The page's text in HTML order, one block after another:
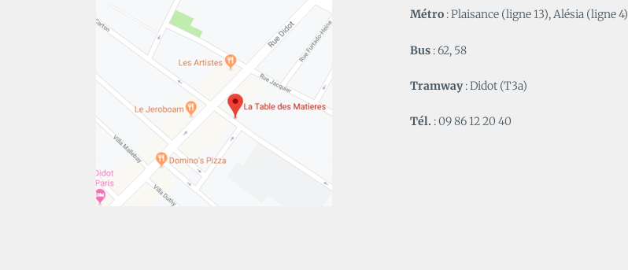
Métro : Plaisance (ligne 13), Alésia (ligne 4)
Bus : 62, 58
Tramway: Didot (T3a)
Tél. : 09 86 12 20 40